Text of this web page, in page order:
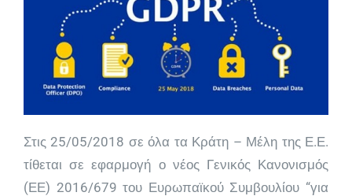
Στις 25/05/2018 σε όλα τα Κράτη – Μέλη της Ε.Ε.
τίθεται σε εφαρμογή ο νέος Γενικός Κανονισμός
(ΕΕ) 2016/679 του Ευρωπαϊκού Συμβουλίου “για